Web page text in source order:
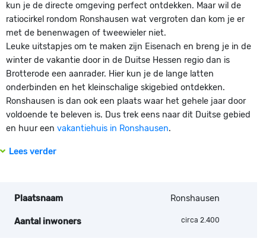
kun je de directe omgeving perfect ontdekken. Maar wil de
ratiocirkel rondom Ronshausen wat vergroten dan kom je er
met de benenwagen of tweewieler niet.
Leuke uitstapjes om te maken zijn Eisenach en breng je in de
winter de vakantie door in de Duitse Hessen regio dan is
Brotterode een aanrader. Hier kun je de lange latten
onderbinden en het kleinschalige skigebied ontdekken.
Ronshausen is dan ook een plaats waar het gehele jaar door
voldoende te beleven is. Dus trek eens naar dit Duitse gebied
en huur een vakantiehuis in Ronshausen.
Lees verder
Plaatsnaam Ronshausen
Aantal inwoners circa 2.400